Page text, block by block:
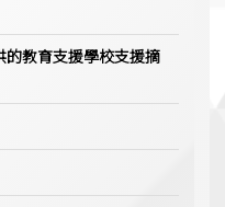
教育支援學校支援摘